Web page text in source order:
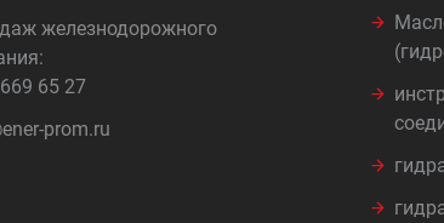
железнодорожного
65 27
prom.ru